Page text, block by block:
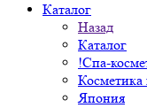
Каталог
Назад
Каталог
!Спа-
Косметика
Япония